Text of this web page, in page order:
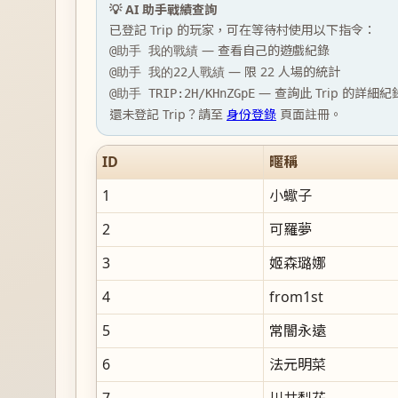
💡 AI 助手戰績查詢
已登記 Trip 的玩家，可在等待村使用以下指令：
@助手 我的戰績 — 查看自己的遊戲紀錄
@助手 我的22人戰績 — 限 22 人場的統計
@助手 TRIP:2H/KHnZGpE — 查詢此 Trip 的詳細紀
還未登記 Trip？請至 身份登錄 頁面註冊。
ID
暱稱
1
小蠍子
2
可羅夢
3
姬森璐娜
4
from1st
5
常闇永遠
6
法元明菜